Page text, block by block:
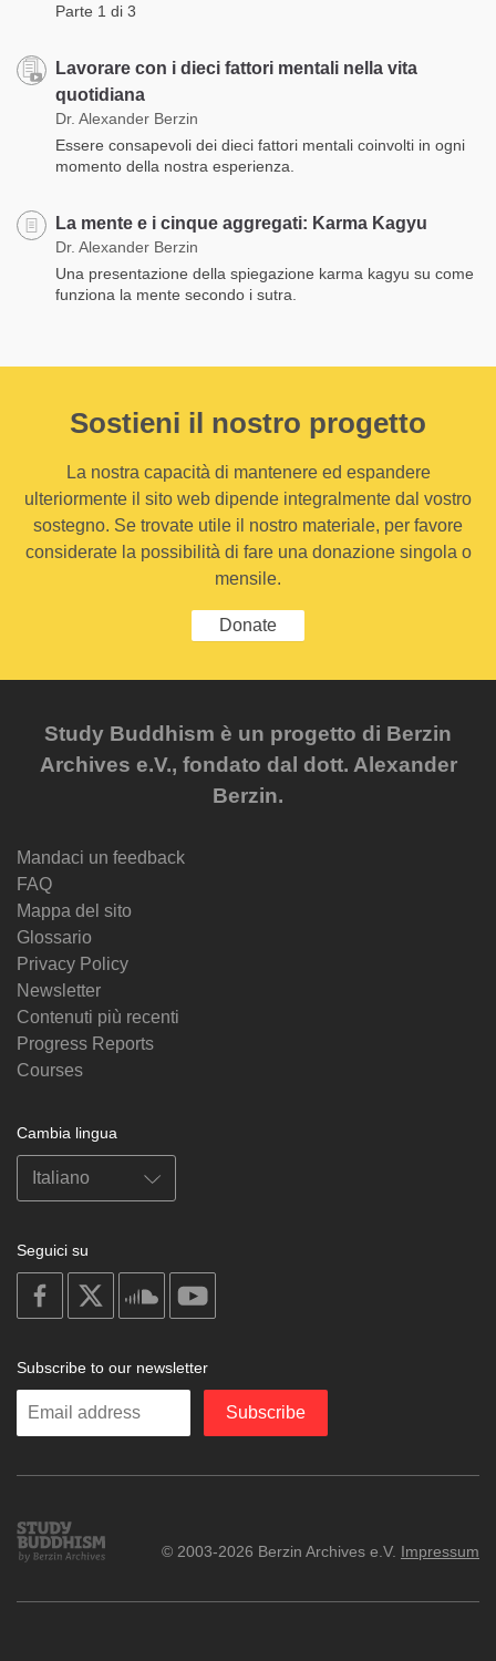
Parte 1 di 3
Lavorare con i dieci fattori mentali nella vita
quotidiana
Dr. Alexander Berzin
Essere consapevoli dei dieci fattori mentali coinvolti in ogni
momento della nostra esperienza.
La mente e i cinque aggregati: Karma Kagyu
Dr. Alexander Berzin
Una presentazione della spiegazione karma kagyu su come
funziona la mente secondo i sutra.
Sostieni il nostro progetto
La nostra capacità di mantenere ed espandere
ulteriormente il sito web dipende integralmente dal vostro
sostegno. Se trovate utile il nostro materiale, per favore
considerate la possibilità di fare una donazione singola o
mensile.
Donate
Study Buddhism è un progetto di Berzin
Archives e.V., fondato dal dott. Alexander
Berzin.
Mandaci un feedback
FAQ
Mappa del sito
Glossario
Privacy Policy
Newsletter
Contenuti più recenti
Progress Reports
Courses
Cambia lingua
Seguici su
on
facebook
soundcloud
Subscribe to our newsletter
Enter
Subscribe
Study
Buddhism
© 2003-2026 Berzin Archives e.V. Impressum